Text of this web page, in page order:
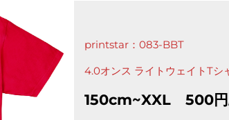
printstar：083-BBT
4.0オンス ライトウェイトTシ
150cm~XXL 500円